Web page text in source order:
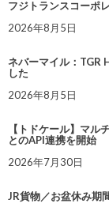
フジトランスコーポ
2026年8月5日
ネバーマイル：TGR
した
2026年8月5日
【トドケール】マ
とのAPI連携を開始
2026年7月30日
JR貨物／お盆休み期